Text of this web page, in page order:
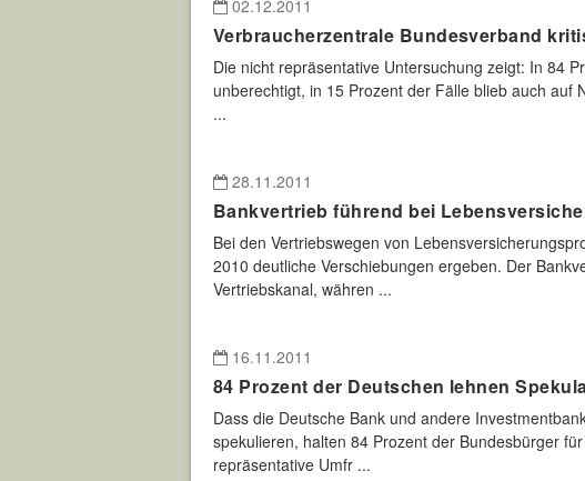
02.12.2011
Verbraucherzentrale Bundesverband
Die nicht repräsentative Untersuchung zeigt: In 84
unberechtigt, in 15 Prozent der Fälle blieb auch auf
...
28.11.2011
Bankvertrieb führend bei
Bei den Vertriebswegen von
2010 deutliche Verschiebungen ergeben. Der
Vertriebskanal, währen ...
16.11.2011
84 Prozent der Deutschen lehnen
Dass die Deutsche Bank und andere
spekulieren, halten 84 Prozent der Bundesbürger
repräsentative Umfr ...